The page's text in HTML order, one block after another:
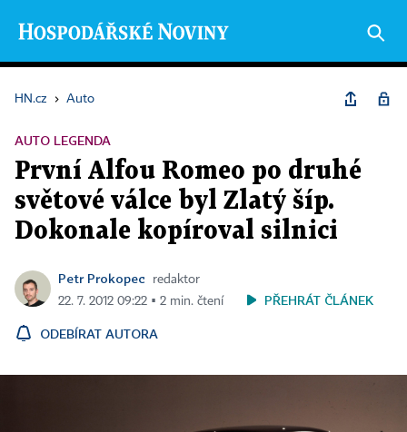
HN.cz › Auto
AUTO LEGENDA
První Alfou Romeo po druhé
světové válce byl Zlatý šíp.
Dokonale kopíroval silnici
Petr Prokopec
redaktor
22. 7. 2012 09:22 ▪ 2 min. čtení
PŘEHRÁT ČLÁNEK
ODEBÍRAT AUTORA